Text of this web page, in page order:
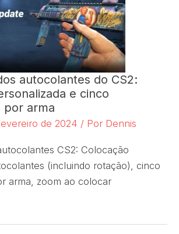
autocolantes do CS2:
e cinco
por arma
de 2024 / Por Dennis
CS2: Colocação
(incluindo rotação), cinco
arma, zoom ao colocar